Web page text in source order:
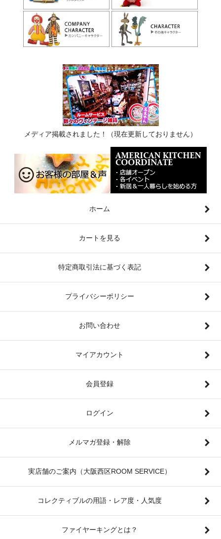
メディア掲載されました！（現在更新しておりません）
ホーム
カートを見る
特定商取引法に基づく表記
プライバシーポリシー
お問い合わせ
マイアカウント
会員登録
ログイン
メルマガ登録・解除
実店舗のご案内（大阪西区ROOM SERVICE）
コレクティブルの用語・レア度・人気度
ファイヤーキングとは？